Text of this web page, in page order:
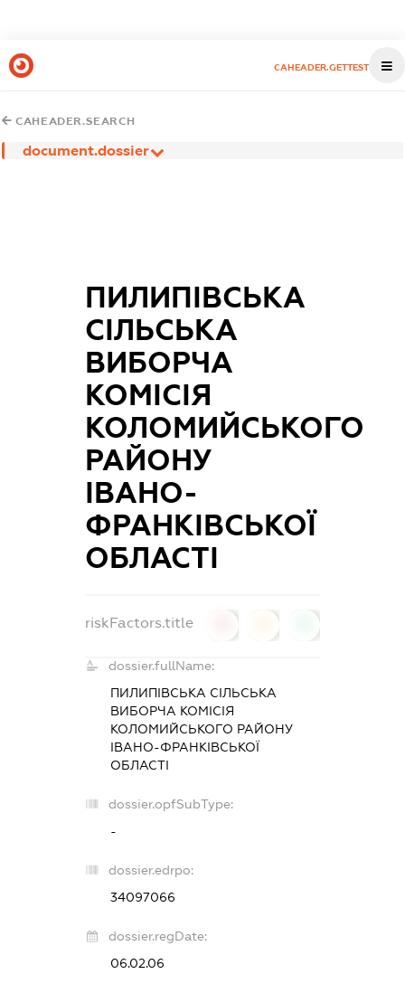
CAHEADER.GETTEST
CAHEADER.SEARCH
document.dossier
ПИЛИПІВСЬКА
СІЛЬСЬКА
ВИБОРЧА
КОМІСІЯ
КОЛОМИЙСЬКОГО
РАЙОНУ
ІВАНО-
ФРАНКІВСЬКОЇ
ОБЛАСТІ
riskFactors.title
dossier.fullName:
ПИЛИПІВСЬКА СІЛЬСЬКА
ВИБОРЧА КОМІСІЯ
КОЛОМИЙСЬКОГО РАЙОНУ
ІВАНО-ФРАНКІВСЬКОЇ
ОБЛАСТІ
dossier.opfSubType:
-
dossier.edrpo:
34097066
dossier.regDate:
06.02.06